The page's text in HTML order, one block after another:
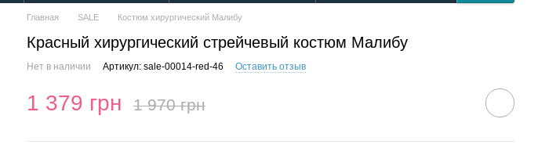
Главная SALE Костюм хирургический Малибу
Красный хирургический стрейчевый костюм Малибу
Нет в наличии Артикул: sale-00014-red-46 Оставить отзыв
1 379 грн 1 970 грн